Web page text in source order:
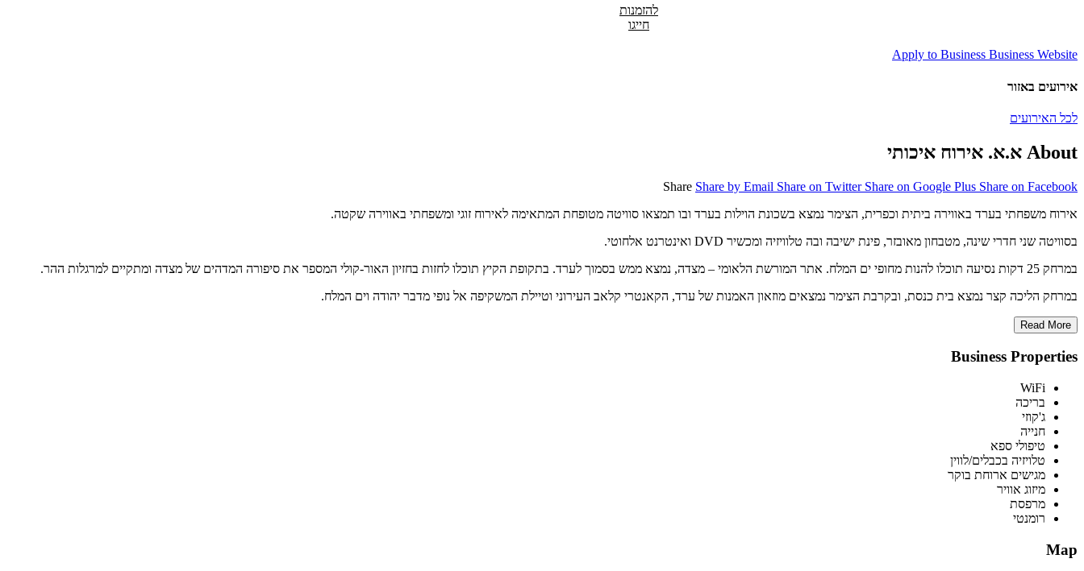
להזמנות
חייגו
Apply to Business Business Website
אירועים באזור
לכל האירועים
About א.א. אירוח איכותי
Share Share by Email Share on Twitter Share on Google Plus Share on Facebook
אירוח משפחתי בערד באווירה ביתית וכפרית, הצימר נמצא בשכונת הוילות בערד ובו תמצאו סוויטה מטופחת המתאימה לאירוח זוגי ומשפחתי באווירה שקטה.
בסוויטה שני חדרי שינה, מטבחון מאובזר, פינת ישיבה ובה טלוויזיה ומכשיר
ואינטרנט אלחוטי.
במרחק 25 דקות נסיעה תוכלו להנות מחופי ים המלח. אתר המורשת הלאומי – מצדה, נמצא ממש בסמוך לערד. בתקופת הקיץ תוכלו לחזות בחזיון האור-קולי המספר את סיפורה המדהים של מצדה ומתקיים למרגלות ההר.
במרחק הליכה קצר נמצא בית כנסת, ובקרבת הצימר נמצאים מוזאון האמנות של ערד, הקאנטרי קלאב העירוני וטיילת המשקיפה אל נופי מדבר יהודה וים המלח.
Read More
Business Properties
WiFi
בריכה
ג'קוזי
חנייה
טיפולי ספא
טלויזיה בכבלים/לווין
מגישים ארוחת בוקר
מיזוג אוויר
מרפסת
רומנטי
Map